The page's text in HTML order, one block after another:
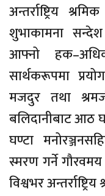
अन्तर्राष्ट्रिय
शुभाकामना
आफ्नो
सार्थकरूपमा
मजदुर तथा
बलिदानीबाट
घण्टा
स्मरण गर्ने
विश्वभर